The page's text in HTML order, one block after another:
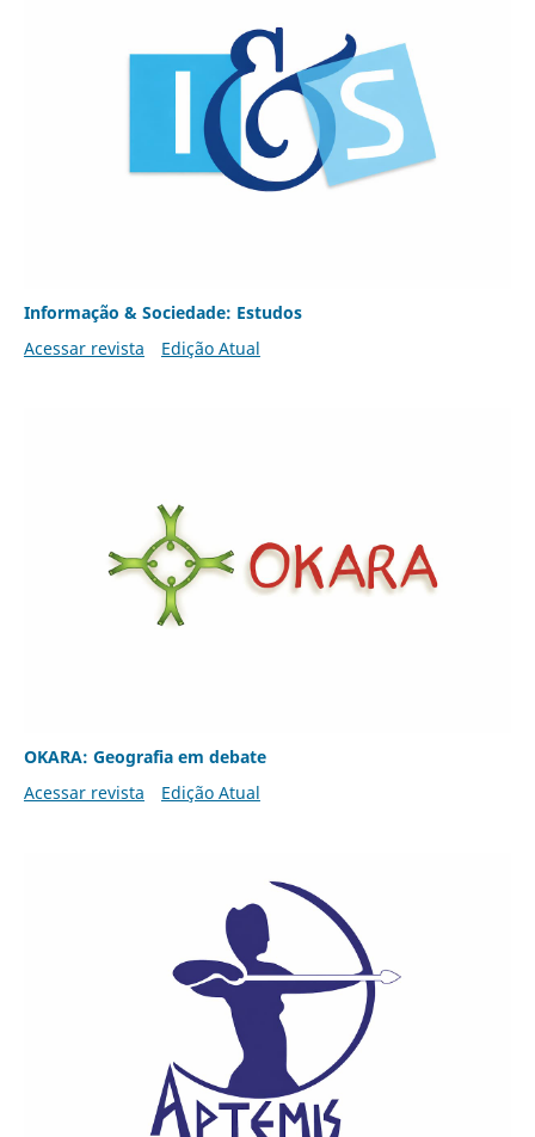
Informação & Sociedade: Estudos
Acessar revista
Edição Atual
OKARA: Geografia em debate
Acessar revista
Edição Atual